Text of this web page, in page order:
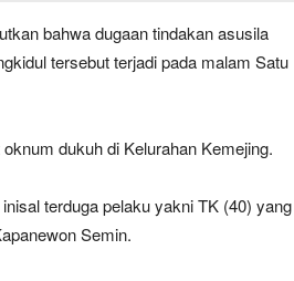
bahwa dugaan tindakan asusila
tersebut terjadi pada malam Satu
dukuh di Kelurahan Kemejing.
terduga pelaku yakni TK (40) yang
Semin.